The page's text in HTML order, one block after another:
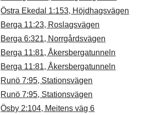
Östra Ekedal 1:153, Höjdhagsvägen
Berga 11:23, Roslagsvägen
Berga 6:321, Norrgårdsvägen
Berga 11:81, Åkersbergatunneln
Berga 11:81, Åkersbergatunneln
Runö 7:95, Stationsvägen
Runö 7:95, Stationsvägen
Ösby 2:104, Meitens väg 6